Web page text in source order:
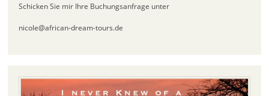
Schicken Sie mir Ihre Buchungsanfrage unter
nicole@african-dream-tours.de